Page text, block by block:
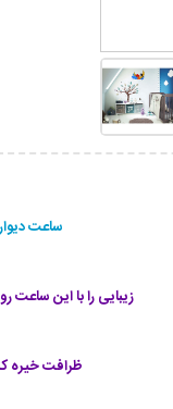
ساعت
زیبایی را با این ساعت
ظرافت خیره